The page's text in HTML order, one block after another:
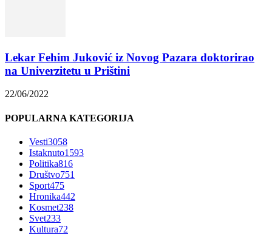
Lekar Fehim Juković iz Novog Pazara doktorirao
na Univerzitetu u Prištini
22/06/2022
POPULARNA KATEGORIJA
Vesti3058
Istaknuto1593
Politika816
Društvo751
Sport475
Hronika442
Kosmet238
Svet233
Kultura72